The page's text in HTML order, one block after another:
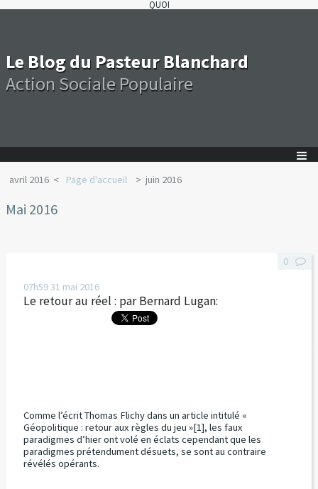
QUOI
Le Blog du Pasteur Blanchard
Action Sociale Populaire
avril 2016 Page d'accueil juin 2016
Mai 2016
07h5931 mai 2016
Le retour au réel : par Bernard Lugan:
Comme l’écrit Thomas Flichy dans un article intitulé «
Géopolitique : retour aux règles du jeu »[1], les faux
paradigmes d’hier ont volé en éclats cependant que les
paradigmes prétendument désuets, se sont au contraire
révélés opérants.
0